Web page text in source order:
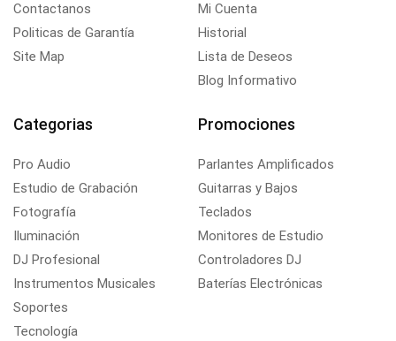
Contactanos
Politicas de Garantía
Site Map
Mi Cuenta
Historial
Lista de Deseos
Blog Informativo
Categorias
Pro Audio
Estudio de Grabación
Fotografía
Iluminación
DJ Profesional
Instrumentos Musicales
Soportes
Tecnología
Promociones
Parlantes Amplificados
Guitarras y Bajos
Teclados
Monitores de Estudio
Controladores DJ
Baterías Electrónicas